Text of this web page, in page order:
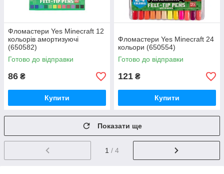
Фломастери Yes Minecraft 12
кольорів амортизуючі
(650582)
Готово до відправки
86 ₴
Купити
Фломастери Yes Minecraft 24
кольори (650554)
Готово до відправки
121 ₴
Купити
Показати ще
1 / 4